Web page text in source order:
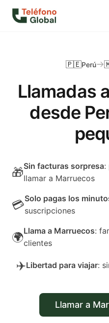
Llamadas
desde
🇵🇪Perú
🎁Sin facturas sorpresa:
llamar a Marruecos
💳Solo pagas los
suscripciones
🌍Llama a Marruecos:
clientes
✈️Libertad para viajar:
Llamar a